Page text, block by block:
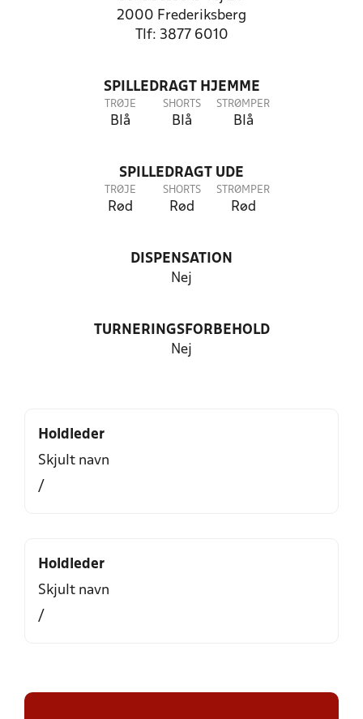
2000 Frederiksberg
Tlf: 3877 6010
SPILLEDRAGT HJEMME
TRØJE
Blå
SHORTS
Blå
STRØMPER
Blå
SPILLEDRAGT UDE
TRØJE
Rød
SHORTS
Rød
STRØMPER
Rød
DISPENSATION
Nej
TURNERINGSFORBEHOLD
Nej
Holdleder
Skjult navn
/
Holdleder
Skjult navn
/